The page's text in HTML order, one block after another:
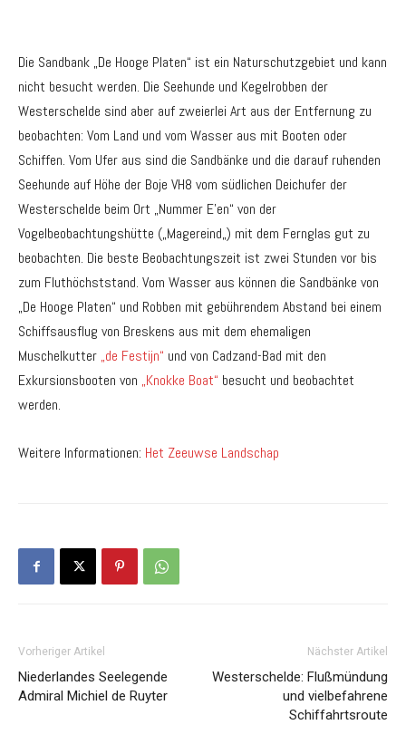
Die Sandbank „De Hooge Platen“ ist ein Naturschutzgebiet und kann
nicht besucht werden. Die Seehunde und Kegelrobben der
Westerschelde sind aber auf zweierlei Art aus der Entfernung zu
beobachten: Vom Land und vom Wasser aus mit Booten oder
Schiffen. Vom Ufer aus sind die Sandbänke und die darauf ruhenden
Seehunde auf Höhe der Boje VH8 vom südlichen Deichufer der
Westerschelde beim Ort „Nummer E’en“ von der
Vogelbeobachtungshütte („Magereind„) mit dem Fernglas gut zu
beobachten. Die beste Beobachtungszeit ist zwei Stunden vor bis
zum Fluthöchststand. Vom Wasser aus können die Sandbänke von
„De Hooge Platen“ und Robben mit gebührendem Abstand bei einem
Schiffsausflug von Breskens aus mit dem ehemaligen
Muschelkutter „de Festijn“ und von Cadzand-Bad mit den
Exkursionsbooten von „Knokke Boat“ besucht und beobachtet
werden.
Weitere Informationen: Het Zeeuwse Landschap
Vorheriger Artikel
Niederlandes Seelegende
Admiral Michiel de Ruyter
Nächster Artikel
Westerschelde: Flußmündung
und vielbefahrene
Schiffahrtsroute